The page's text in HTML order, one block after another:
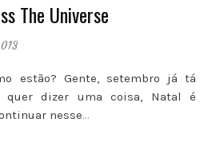
The Universe
estão? Gente, setembro já tá
quer dizer uma coisa, Natal é
nesse…